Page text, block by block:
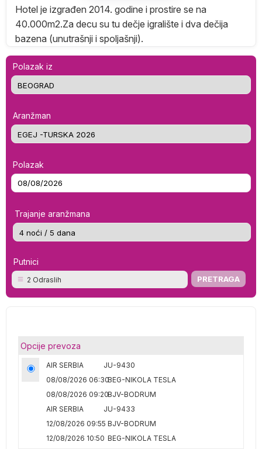
Hotel je izgrađen 2014. godine i prostire se na
40.000m2.Za decu su tu dečje igralište i dva dečija
bazena (unutrašnji i spoljašnji).
Polazak iz
Aranžman
Polazak
Trajanje aranžmana
Putnici
2 Odraslih
Opcije prevoza
AIR SERBIA
JU-9430
08/08/2026 06:30BEG-NIKOLA TESLA
08/08/2026 09:20BJV-BODRUM
AIR SERBIA
JU-9433
12/08/2026 09:55 BJV-BODRUM
12/08/2026 10:50 BEG-NIKOLA TESLA